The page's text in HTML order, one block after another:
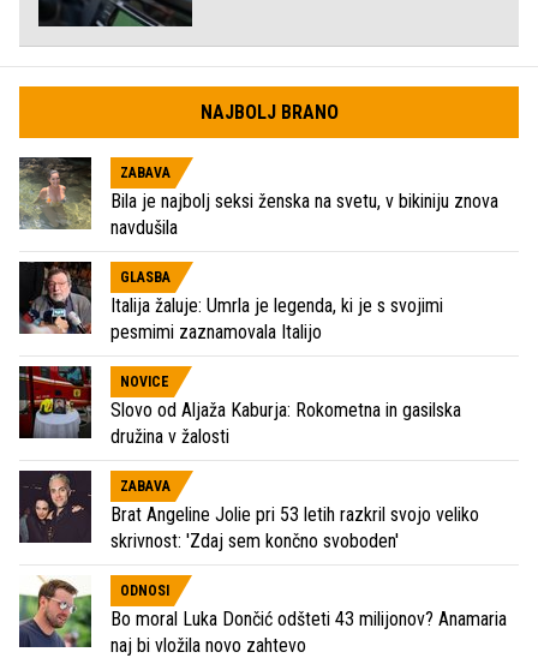
NAJBOLJ BRANO
ZABAVA
Bila je najbolj seksi ženska na svetu, v bikiniju znova
navdušila
GLASBA
Italija žaluje: Umrla je legenda, ki je s svojimi
pesmimi zaznamovala Italijo
NOVICE
Slovo od Aljaža Kaburja: Rokometna in gasilska
družina v žalosti
ZABAVA
Brat Angeline Jolie pri 53 letih razkril svojo veliko
skrivnost: 'Zdaj sem končno svoboden'
ODNOSI
Bo moral Luka Dončić odšteti 43 milijonov? Anamaria
naj bi vložila novo zahtevo